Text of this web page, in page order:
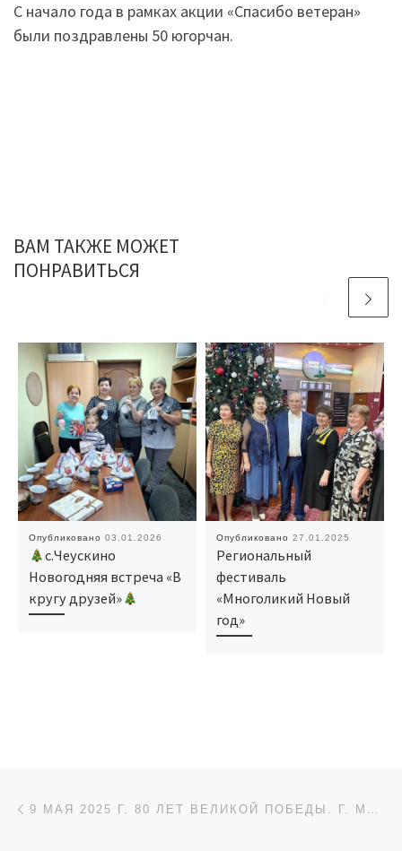
С начало года в рамках акции «Спасибо ветеран»
были поздравлены 50 югорчан.
ВАМ ТАКЖЕ МОЖЕТ
ПОНРАВИТЬСЯ
Опубликовано 03.01.2026
с.Чеускино
Новогодняя встреча «В
кругу друзей»
Опубликовано 27.01.2025
Региональный
фестиваль
«Многоликий Новый
год»
Навигация по записям